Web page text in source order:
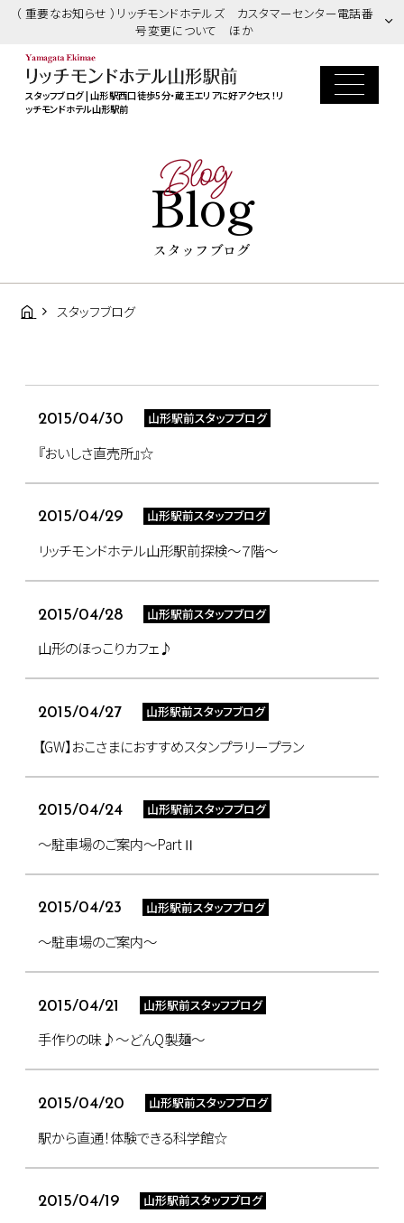
（ 重要なお知らせ ）リッチモンドホテルズ カスタマーセンター電話番
号変更について ほか
スタッフブログ | 山形駅西口徒歩5分・蔵王エリアに好アクセス！リ
ッチモンドホテル山形駅前
Blog
Blog
スタッフブログ
スタッフブログ
2015/04/30 山形駅前スタッフブログ
『おいしさ直売所』☆
2015/04/29 山形駅前スタッフブログ
リッチモンドホテル山形駅前探検～７階～
2015/04/28 山形駅前スタッフブログ
山形のほっこりカフェ♪
2015/04/27 山形駅前スタッフブログ
【GW】おこさまにおすすめスタンプラリープラン
2015/04/24 山形駅前スタッフブログ
～駐車場のご案内～PartⅡ
2015/04/23 山形駅前スタッフブログ
～駐車場のご案内～
2015/04/21 山形駅前スタッフブログ
手作りの味♪～どんQ製麺～
2015/04/20 山形駅前スタッフブログ
駅から直通！体験できる科学館☆
2015/04/19 山形駅前スタッフブログ